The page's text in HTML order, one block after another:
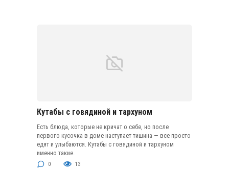
Кутабы с говядиной и тархуном
Есть блюда, которые не кричат о себе, но после
первого кусочка в доме наступает тишина — все просто
едят и улыбаются. Кутабы с говядиной и тархуном
именно такие.
0 13